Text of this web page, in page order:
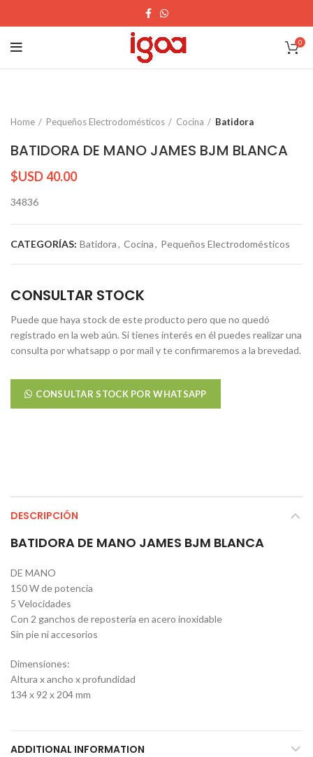
0
Home Pequeños Electrodomésticos Cocina Batidora
BATIDORA DE MANO JAMES BJM BLANCA
$USD40.00
34836
CATEGORÍAS: Batidora, Cocina, Pequeños Electrodomésticos
CONSULTAR STOCK
Puede que haya stock de este producto pero que no quedó
registrado en la web aún. Si tienes interés en él puedes realizar una
consulta por whatsapp o por mail y te confirmaremos a la brevedad.
CONSULTAR STOCK POR WHATSAPP
DESCRIPCIÓN
BATIDORA DE MANO JAMES BJM BLANCA
DE MANO
150 W de potencia
5 Velocidades
Con 2 ganchos de repostería en acero inoxidable
Sin pie ni accesorios
Dimensiones:
Altura x ancho x profundidad
134 x 92 x 204 mm
ADDITIONAL INFORMATION